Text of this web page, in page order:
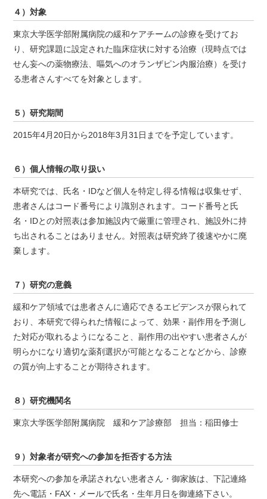
４）対象
東京大学医学部附属病院の緩和ケアチームの診療を受けてお
り、研究課題に設定された臨床症状に対する治療（現時点では
せん妄への薬物療法、嘔気へのオランザピン内服治療）を受け
る患者さんすべてを対象とします。
５）研究期間
2015年4月20日から2018年3月31日までを予定しています。
６）個人情報の取り扱い
本研究では、氏名・IDなど個人を特定し得る情報は収集せず、
患者さんはコード番号により識別されます。コード番号と氏
名・IDとの対照表は参加施設内で厳重に管理され、施設外に持
ち出されることはありません。対照表は研究終了後速やかに廃
棄します。
７）研究の意義
緩和ケア領域では患者さんに適応できるエビデンスが限られて
おり、本研究で得られた情報によって、効果・副作用を予測し
た対応が取れるようになること、副作用の出やすい患者さんが
明らかになり適切な薬剤選択が可能となることなどから、診療
の質が向上することが期待されます。
８）研究機関名
東京大学医学部附属病院 緩和ケア診療部 担当：稲田修士
９）対象者が研究への参加を拒否する方法
本研究への参加を承諾されない患者さん・御家族は、下記連絡
先へ電話・FAX・メールで氏名・生年月日を御連絡下さい。